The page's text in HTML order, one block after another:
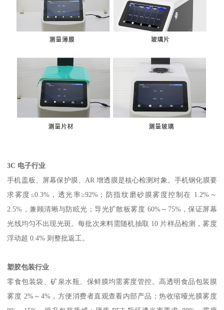
3C 电子行业
手机盖板、屏幕保护膜、AR增透膜是核心检测对象。手机钢化膜要
求雾度≤0.3%，透光率≥92% ；防指纹磨砂膜雾度控制在 1.2% ～
2.5% ，兼顾清晰与防眩光；导光扩散板雾度 60%～ 75%，保证屏幕
光线均匀不出现光斑。每批次来料需随机抽取 10 片样品检测，雾度
浮动超0.4% 则整批返工。
塑胶包装行业
零食包装袋、矿泉水瓶、保鲜膜均需雾度管控。高透明食品包装膜
雾度 2%～ 4%，方便消费者直观查看内部产品；热收缩哑光膜雾度